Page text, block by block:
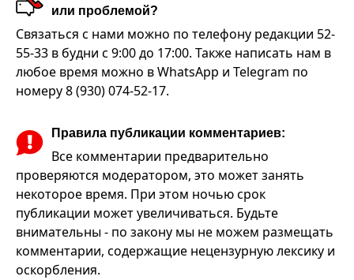
или проблемой?
Связаться с нами можно по телефону редакции 52-
55-33 в будни с 9:00 до 17:00. Также написать нам в
любое время можно в WhatsApp и Telegram по
номеру 8 (930) 074-52-17.
Правила публикации комментариев:
Все комментарии предварительно
проверяются модератором, это может занять
некоторое время. При этом ночью срок
публикации может увеличиваться. Будьте
внимательны - по закону мы не можем размещать
комментарии, содержащие нецензурную лексику и
оскорбления.